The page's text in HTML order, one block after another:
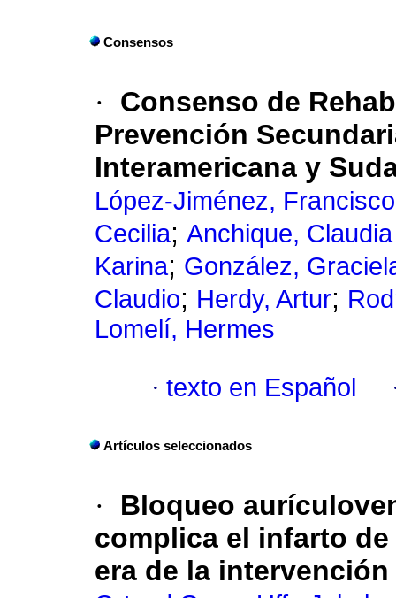
Consensos
·
Consenso de
Prevención
Interamericana y
López-Jiménez, Francisco
Cecilia; Anchique,
Karina; González,
Claudio; Herdy, Artur;
Lomelí, Hermes
· texto en Español
Artículos seleccionados
·
Bloqueo
complica el infarto
era de la